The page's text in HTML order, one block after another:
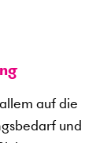
auf die
und